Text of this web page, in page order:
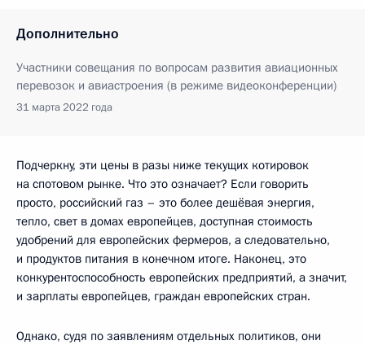
Дополнительно
Участники совещания по вопросам развития авиационных
перевозок и авиастроения (в режиме видеоконференции)
31 марта 2022 года
Подчеркну, эти цены в разы ниже текущих котировок
на спотовом рынке. Что это означает? Если говорить
просто, российский газ – это более дешёвая энергия,
тепло, свет в домах европейцев, доступная стоимость
удобрений для европейских фермеров, а следовательно,
и продуктов питания в конечном итоге. Наконец, это
конкурентоспособность европейских предприятий, а значит,
и зарплаты европейцев, граждан европейских стран.
Однако, судя по заявлениям отдельных политиков, они